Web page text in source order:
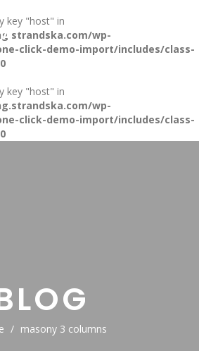
key "host" in
wp-
click-demo-import/includes/class-
key "host" in
wp-
click-demo-import/includes/class-
/ masony 3 columns